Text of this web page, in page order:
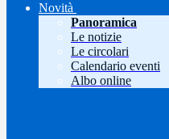
Novità
Panoramica
Le notizie
Le circolari
Calendario eventi
Albo online